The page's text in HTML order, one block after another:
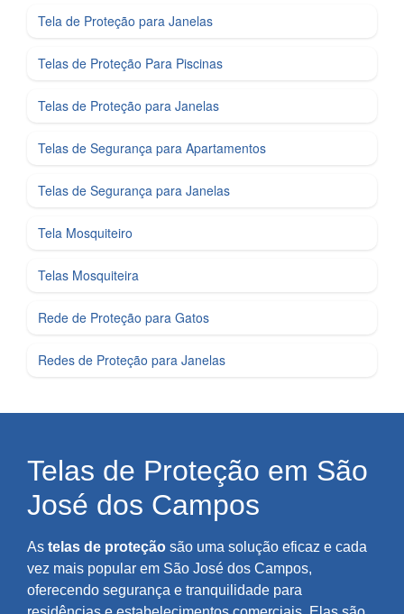
Tela de Proteção para Janelas
Telas de Proteção Para Piscinas
Telas de Proteção para Janelas
Telas de Segurança para Apartamentos
Telas de Segurança para Janelas
Tela Mosquiteiro
Telas Mosquiteira
Rede de Proteção para Gatos
Redes de Proteção para Janelas
Telas de Proteção em São
José dos Campos
As telas de proteção são uma solução eficaz e cada
vez mais popular em São José dos Campos,
oferecendo segurança e tranquilidade para